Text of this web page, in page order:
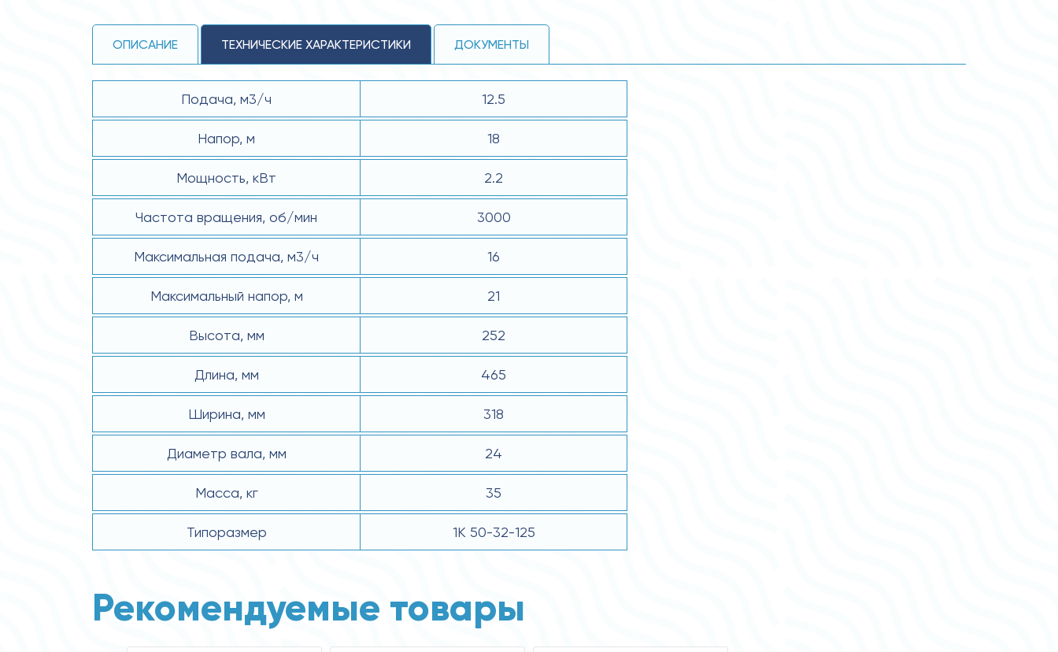
ОПИСАНИЕ ТЕХНИЧЕСКИЕ ХАРАКТЕРИСТИКИ ДОКУМЕНТЫ
Подача, м3/ч 12.5
Напор, м 18
Мощность, кВт 2.2
Частота вращения, об/мин 3000
Максимальная подача, м3/ч 16
Максимальный напор, м 21
Высота, мм 252
Длина, мм 465
Ширина, мм 318
Диаметр вала, мм 24
Масса, кг 35
Типоразмер 1К 50-32-125
Рекомендуемые товары